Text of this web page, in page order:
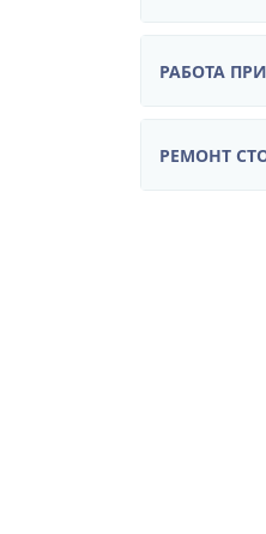
РАБОТА
РЕМОНТ